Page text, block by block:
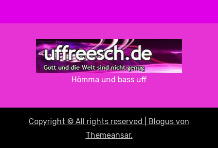
Hömma und bass uff
Copyright © All rights reserved Blogus von
Themeansar.